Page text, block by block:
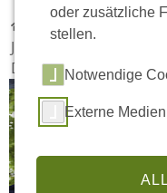
HomeEvangelische
Jugendhilfe-Regionen
Dezentrale
oder zusätzliche
stellen.
Notwendige
Externe Medien